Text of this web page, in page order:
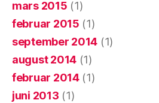
mars 2015 (1)
februar 2015 (1)
september 2014 (1)
august 2014 (1)
februar 2014(1)
juni 2013 (1)